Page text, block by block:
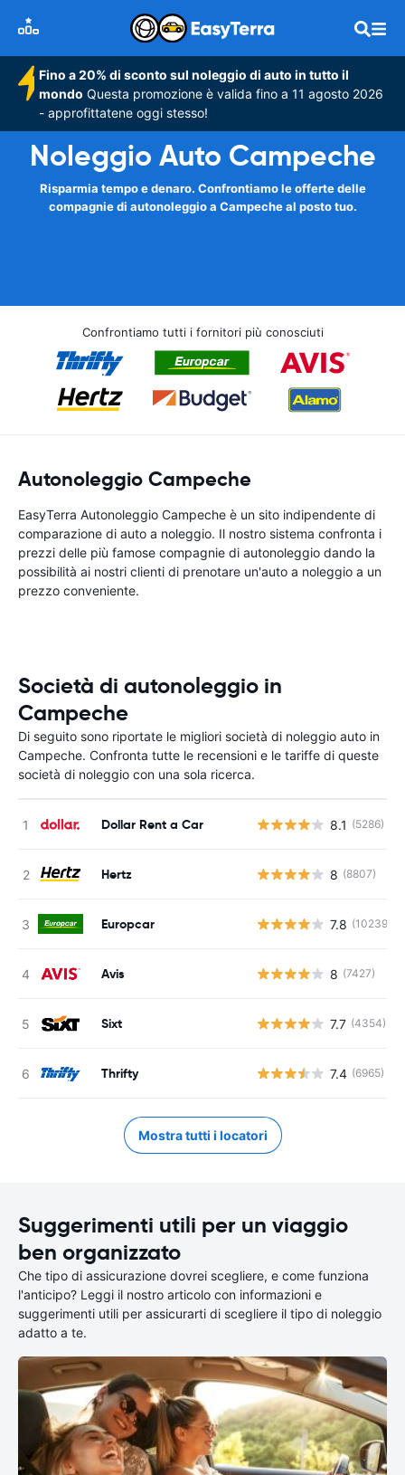
Fino a 20% di sconto sul noleggio di auto in tutto il
mondo Questa promozione è valida fino a 11 agosto 2026
- approfittatene oggi stesso!
Noleggio Auto Campeche
Risparmia tempo e denaro. Confrontiamo le offerte delle
compagnie di autonoleggio a Campeche al posto tuo.
Confrontiamo tutti i fornitori più conosciuti
Autonoleggio Campeche
EasyTerra Autonoleggio Campeche è un sito indipendente di
comparazione di auto a noleggio. Il nostro sistema confronta i
prezzi delle più famose compagnie di autonoleggio dando la
possibilità ai nostri clienti di prenotare un'auto a noleggio a un
prezzo conveniente.
Società di autonoleggio in
Campeche
Di seguito sono riportate le migliori società di noleggio auto in
Campeche. Confronta tutte le recensioni e le tariffe di queste
società di noleggio con una sola ricerca.
Dollar Rent a Car 8.1 (5286)
Hertz 8 (8807)
Europcar 7.8 (10239)
Avis 8 (7427)
Sixt 7.7 (4354)
Thrifty 7.4 (6965)
Mostra tutti i locatori
Suggerimenti utili per un viaggio
ben organizzato
Che tipo di assicurazione dovrei scegliere, e come funziona
l'anticipo? Leggi il nostro articolo con informazioni e
suggerimenti utili per assicurarti di scegliere il tipo di noleggio
adatto a te.